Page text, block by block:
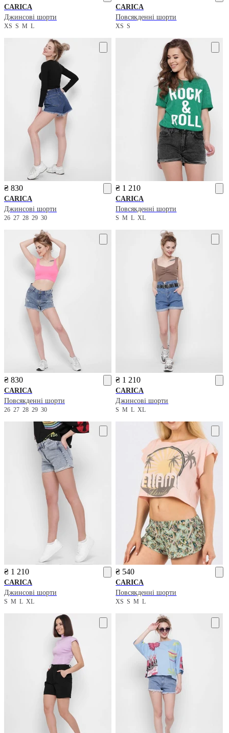
CARICA
Джинсові шорти
XS S M L
CARICA
Повсякденні шорти
XSS
₴ 830
CARICA
Джинсові шорти
26 27 28 29 30
₴ 1 210
CARICA
Повсякденні шорти
SMLXL
₴ 830
CARICA
Повсякденні шорти
26 27 28 29 30
₴ 1 210
CARICA
Джинсові шорти
SMLXL
₴ 1 210
CARICA
Джинсові шорти
S M L XL
₴ 540
CARICA
Повсякденні шорти
XSSML